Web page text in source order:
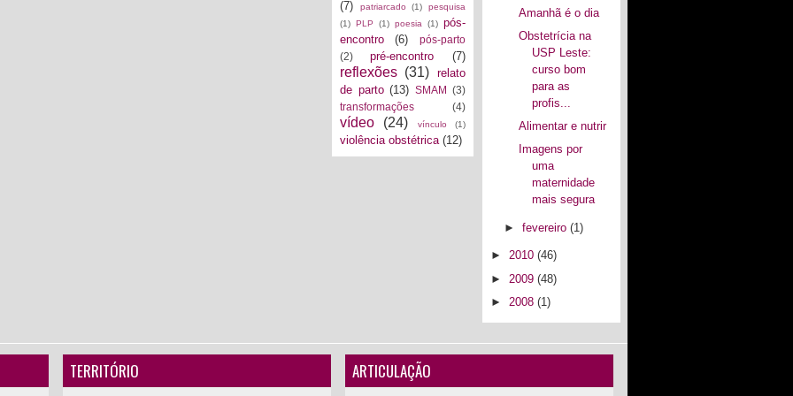
(7)
patriarcado (1)
pesquisa
(1) PLP (1) poesia (1) pós-
encontro
(6)
pós-parto
(2)
pré-encontro (7)
reflexões (31) relato
de parto (13) SMAM
(3)
transformações
(4)
vídeo (24) vínculo (1)
violência obstétrica (12)
Amanhã é o dia
Obstetrícia na
USP Leste:
curso bom
para as
profis...
Alimentar e nutrir
Imagens por
uma
maternidade
mais segura
►fevereiro(1)
► 2010 (46)
► 2009 (48)
► 2008 (1)
TERRITÓRIO ARTICULAÇÃO